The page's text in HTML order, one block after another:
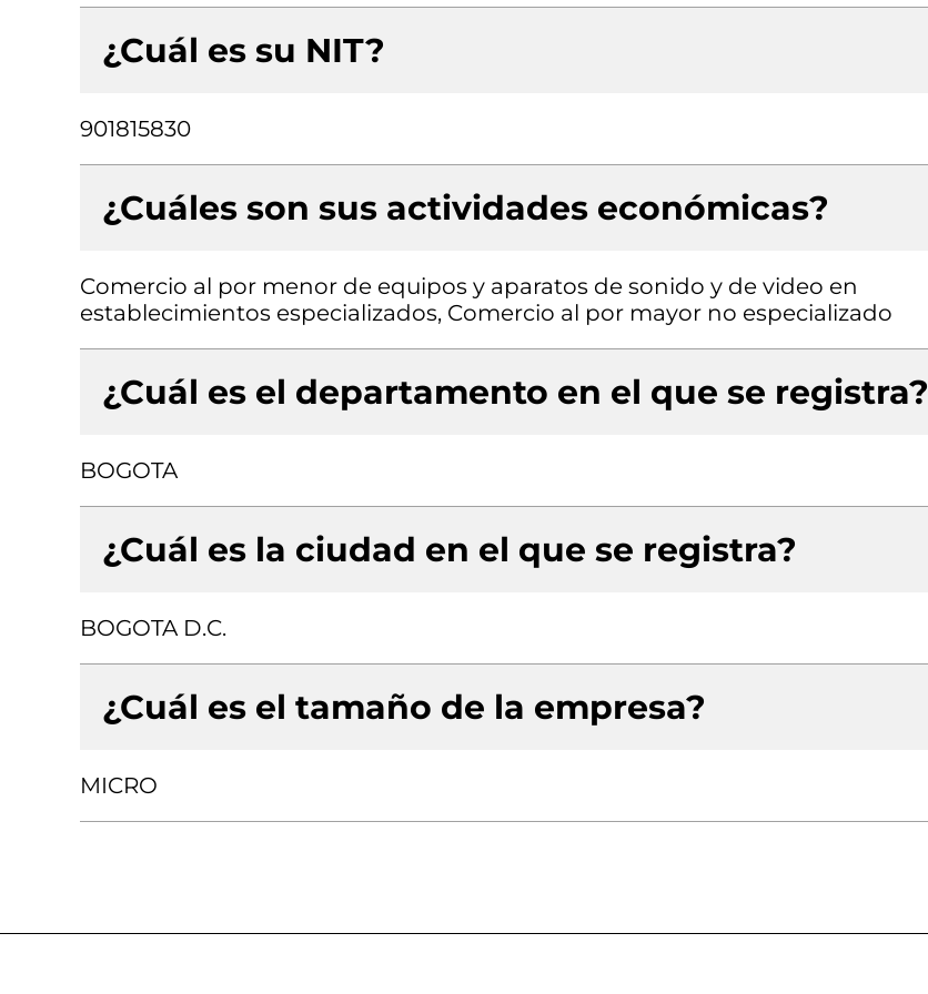
¿Cuál es su NIT?
901815830
¿Cuáles son sus actividades económicas?
Comercio al por menor de equipos y aparatos de sonido y de video en
establecimientos especializados, Comercio al por mayor no especializado
¿Cuál es el departamento en el que se registra?
BOGOTA
¿Cuál es la ciudad en el que se registra?
BOGOTA D.C.
¿Cuál es el tamaño de la empresa?
MICRO